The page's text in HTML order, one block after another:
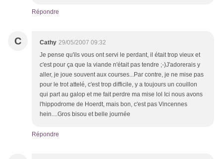
Répondre
C Cathy 29/05/2007 09:32
Je pense qu'ils vous ont servi le perdant, il était trop vieux et
c'est pour ça que la viande n'était pas tendre ;-)J'adorerais y
aller, je joue souvent aux courses...Par contre, je ne mise pas
pour le trot attelé, c'est trop difficile, y a toujours un couillon
qui part au galop et me fait perdre ma mise lol Ici nous avons
l'hippodrome de Hoerdt, mais bon, c'est pas Vincennes
hein....Gros bisou et belle journée
Répondre